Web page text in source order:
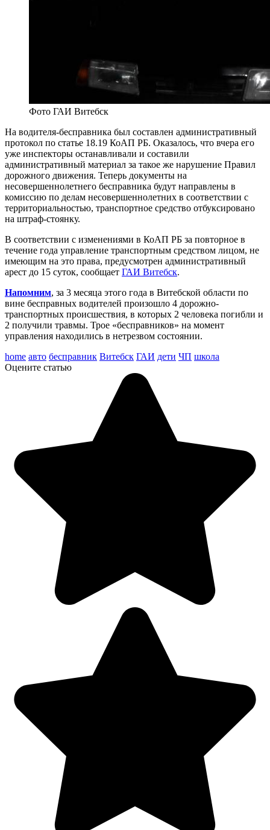
Фото ГАИ Витебск
На водителя-бесправника был составлен административный
протокол по статье 18.19 КоАП РБ. Оказалось, что вчера его
уже инспекторы останавливали и составили
административный материал за такое же нарушение Правил
дорожного движения. Теперь документы на
несовершеннолетнего бесправника будут направлены в
комиссию по делам несовершеннолетних в соответствии с
территориальностью, транспортное средство отбуксировано
на штраф-стоянку.
В соответствии с изменениями в КоАП РБ за повторное в
течение года управление транспортным средством лицом, не
имеющим на это права, предусмотрен административный
арест до 15 суток, сообщает ГАИ Витебск.
Напомним, за 3 месяца этого года в Витебской области по
вине бесправных водителей произошло 4 дорожно-
транспортных происшествия, в которых 2 человека погибли и
2 получили травмы. Трое «бесправников» на момент
управления находились в нетрезвом состоянии.
home авто бесправник Витебск ГАИ дети ЧП школа
Оцените статью